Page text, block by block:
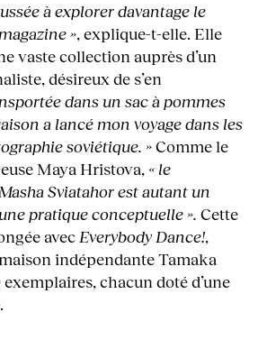
à explorer davantage le
», explique-t-elle. Elle
vaste collection auprès d’un
désireux de s’en
dans un sac à pommes
a lancé mon voyage dans les
soviétique. »Comme le
Maya Hristova, « le
Sviatahor est autant un
pratique conceptuelle ». Cette
avecEverybody Dance!,
indépendante Tamaka
chacun doté d’une